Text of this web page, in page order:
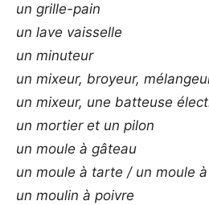
un grille-pain
un lave vaisselle
un minuteur
un mixeur, broyeur,
un mixeur, une batteuse
un mortier et un pilon
un moule à gâteau
un moule à tarte / un moule
un moulin à poivre